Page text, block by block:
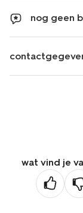
nog geen
wat vind je